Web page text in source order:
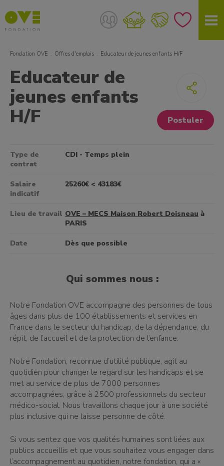
Fondation OVE Offres d'emplois Educateur de jeunes enfants H/F
Postuler
Educateur de
jeunes enfants
H/F
Type de
contrat
CDI - Temps plein
Salaire
indicatif
25260€ < 43183€
Lieu de travail OVE – MECS Maison Robert Doisneau à
PARIS
Date Dès que possible
Qui sommes nous :
Notre Fondation OVE accompagne des personnes de tous
âges dans plus de 100 établissements et services en
France dans le secteur du handicap, de la dépendance, du
répit, de l’accueil et de la protection de l’enfance.
Notre Fondation, reconnue d’utilité publique, agit au
quotidien pour changer le regard sur les handicaps et se
met au service de plus de 7000 personnes
accompagnées, grâce à 2500 professionnels du secteur
médico-social. Nous travaillons chaque jour à une société
plus inclusive qui ne laisse personne de côté.
Si vous sentez que vos qualités humaines sont liées aux
publics accueillis et que vous souhaitez vous engager dans
l’accompagnement au quotidien, notre fondation, qui a «